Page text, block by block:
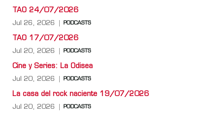
TAO 24/07/2026
Jul 26, 2026 PODCASTS
TAO 17/07/2026
Jul 20, 2026 PODCASTS
Cine y Series: La Odisea
Jul 20, 2026 PODCASTS
La casa del rock naciente 19/07/2026
Jul 20, 2026 PODCASTS